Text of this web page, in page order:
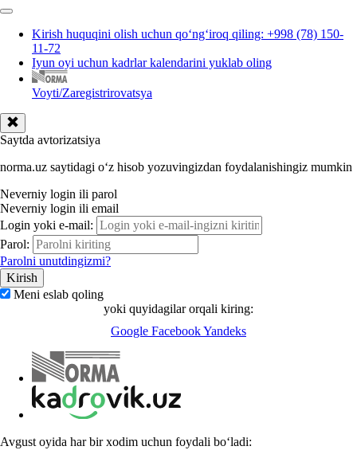
Kirish huquqini olish uchun qoʻngʻiroq qiling: +998 (78) 150-
11-72
Iyun oyi uchun kadrlar kalendarini yuklab oling
Voyti/Zaregistrirovatsya
Saytda avtorizatsiya
norma.uz saytidagi oʻz hisob yozuvingizdan foydalanishingiz mumkin
Neverniy login ili parol
Neverniy login ili email
Login yoki e-mail:
Parol:
Parolni unutdingizmi?
Meni eslab qoling
yoki quyidagilar orqali kiring:
Google FacebookYandeks
Avgust oyida har bir хodim uchun foydali boʻladi: